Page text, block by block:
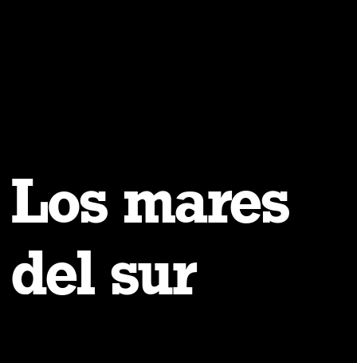
Los mares
del sur